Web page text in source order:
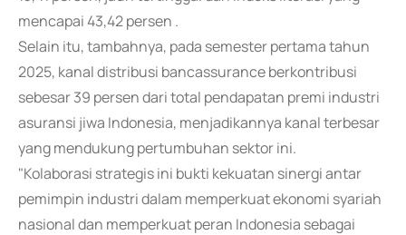
mencapai 43,42 persen .
Selain itu, tambahnya, pada semester pertama tahun
2025, kanal distribusi bancassurance berkontribusi
sebesar 39 persen dari total pendapatan premi industri
asuransi jiwa Indonesia, menjadikannya kanal terbesar
yang mendukung pertumbuhan sektor ini.
"Kolaborasi strategis ini bukti kekuatan sinergi antar
pemimpin industri dalam memperkuat ekonomi syariah
nasional dan memperkuat peran Indonesia sebagai